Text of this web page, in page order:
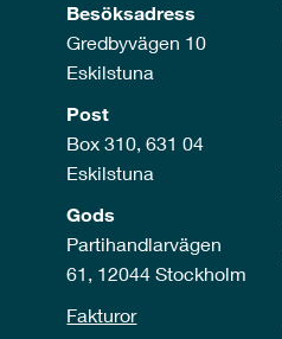
Besöksadress
Gredbyvägen 10
Eskilstuna
Post
Box 310, 631 04
Eskilstuna
Gods
Partihandlarvägen
61, 12044 Stockholm
Fakturor